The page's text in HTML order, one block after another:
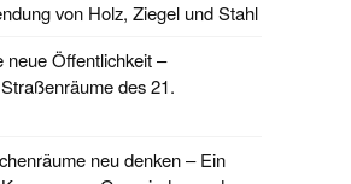
von Holz, Ziegel und Stahl
neue Öffentlichkeit –
des 21.
neu denken – Ein